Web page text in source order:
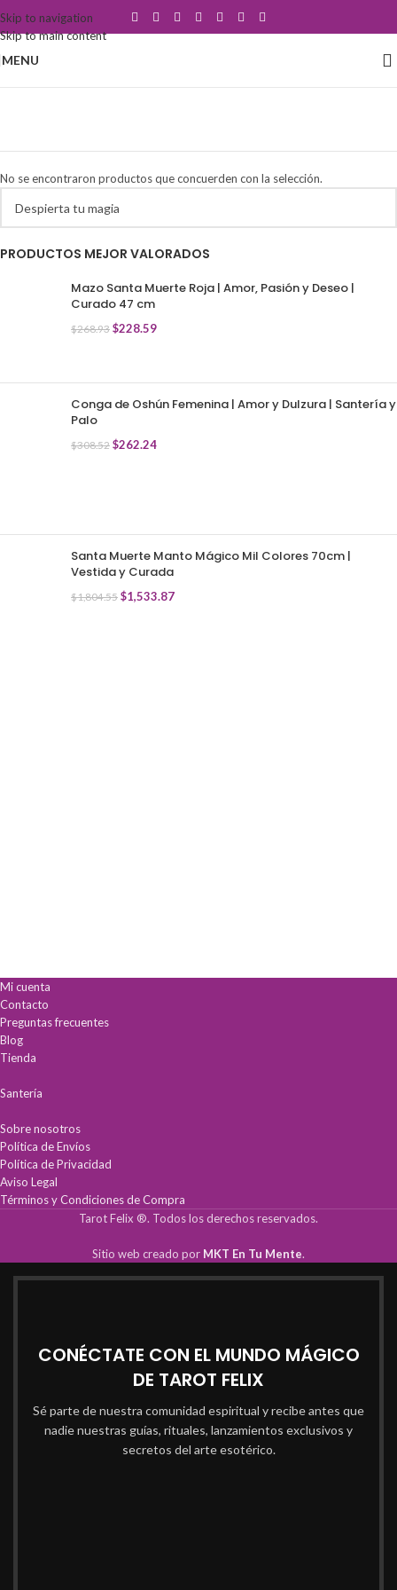
Skip to navigation
Skip to main content
MENU
PRODUCTOS MEJOR VALORADOS
Mazo Santa Muerte Roja | Amor, Pasión y Deseo |
Curado 47 cm
$268.93 $228.59
Conga de Oshún Femenina | Amor y Dulzura | Santería y
Palo
$308.52 $262.24
Santa Muerte Manto Mágico Mil Colores 70cm |
Vestida y Curada
$1,804.55 $1,533.87
No se encontraron productos que concuerden con la selección.
Mi cuenta
Contacto
Preguntas frecuentes
Blog
Tienda
Santería
Sobre nosotros
Política de Envíos
Política de Privacidad
Aviso Legal
Términos y Condiciones de Compra
Tarot Felix ®. Todos los derechos reservados.
Sitio web creado por MKT En Tu Mente.
CONÉCTATE CON EL MUNDO MÁGICO
DE TAROT FELIX
Sé parte de nuestra comunidad espiritual y recibe antes que
nadie nuestras guías, rituales, lanzamientos exclusivos y
secretos del arte esotérico.